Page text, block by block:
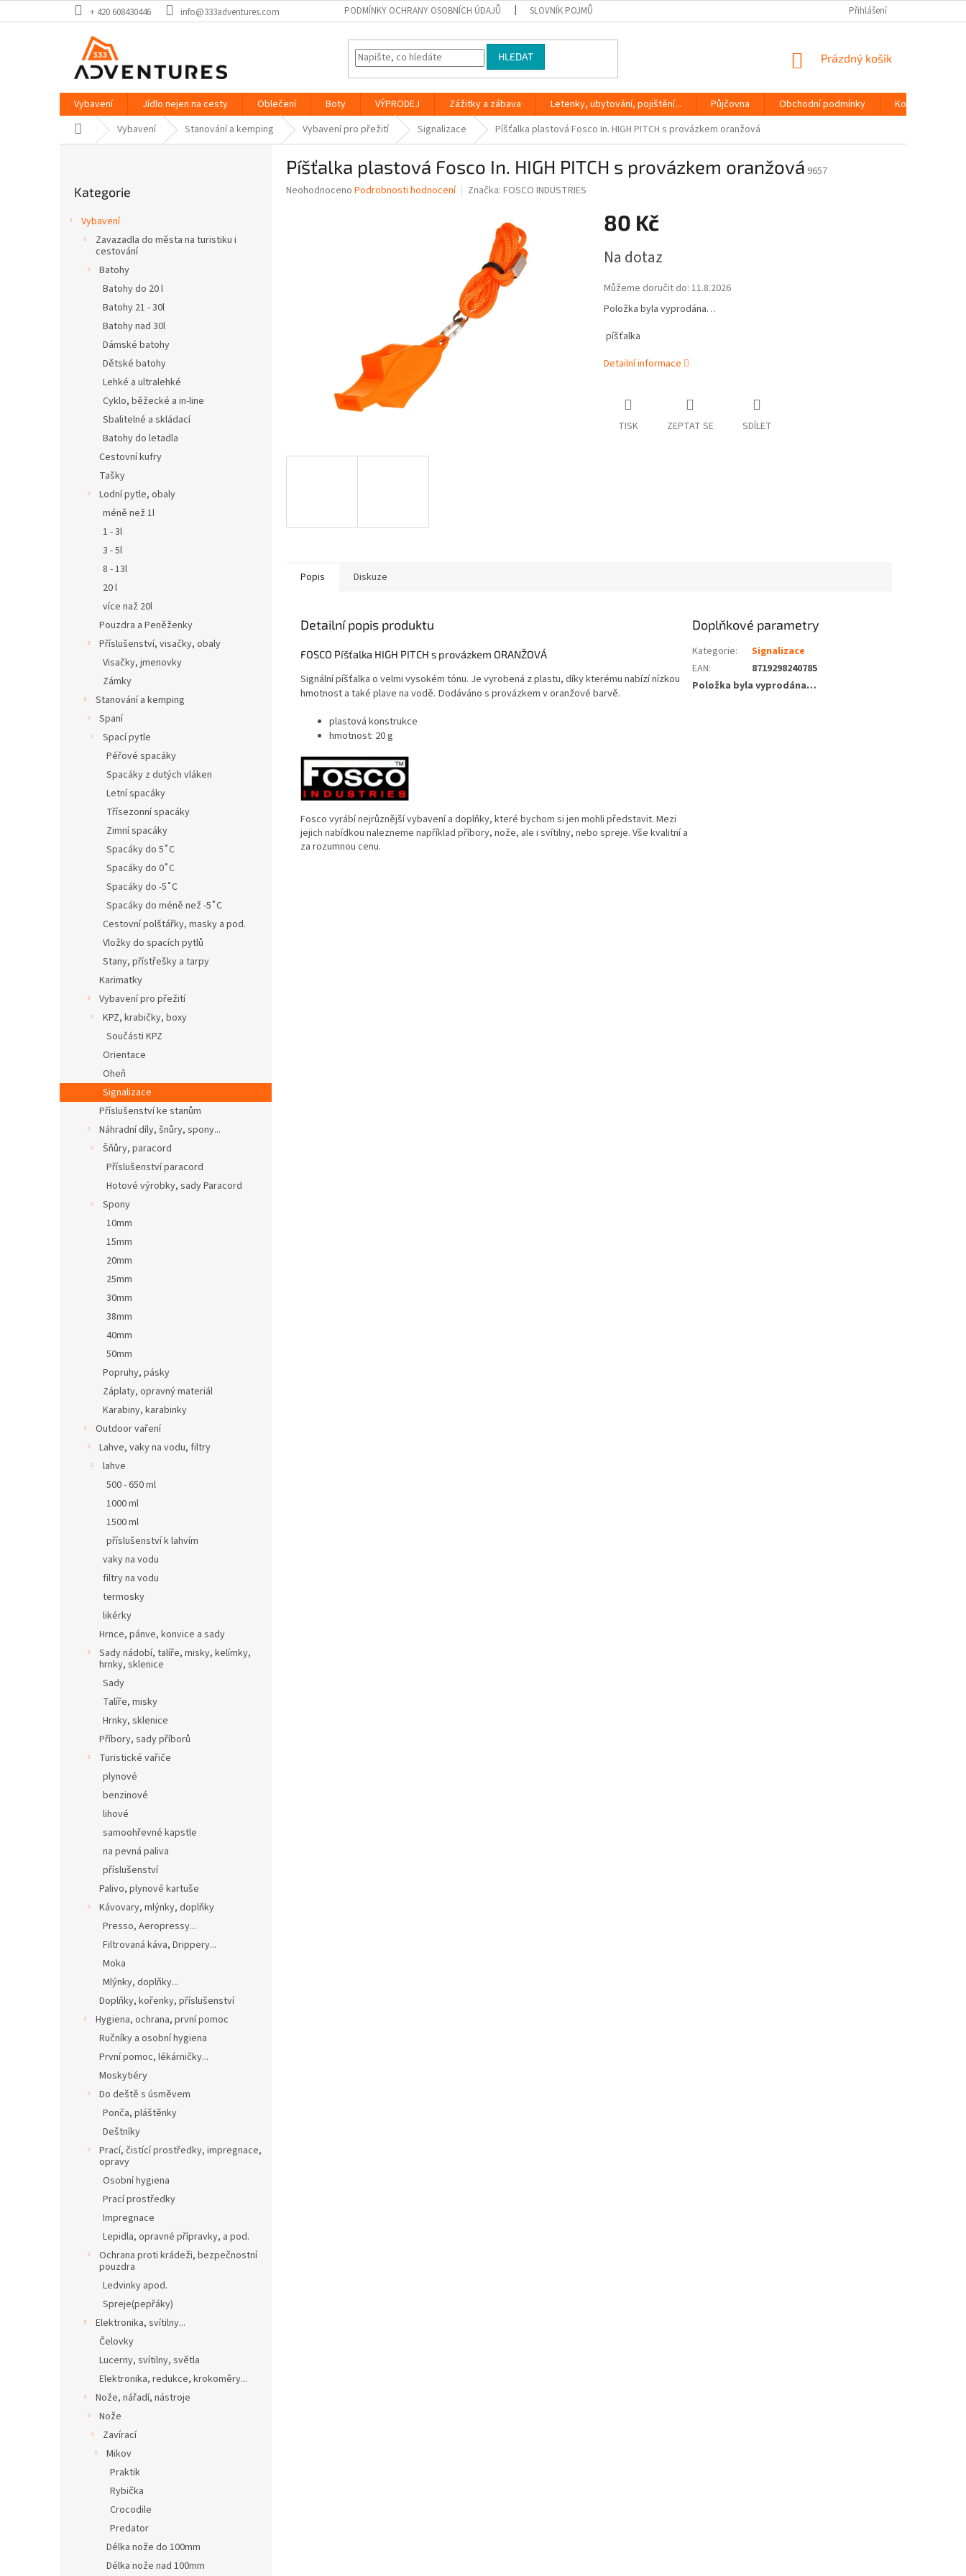
na
+ 420 608430446 info@333adventures.com PODMÍNKY OCHRANY OSOBNÍCH ÚDAJŮ SLOVNÍK POJMŮ Přihlášení
HLEDAT
NÁKUPNÍ
Prázdný košík
Vybavení Jídlo nejen na cesty Oblečení Boty VÝPRODEJ Zážitky a zábava Letenky, ubytování, pojištění... Půjčovna Obchodní podmínky
Kontakty
Domů Vybavení Stanování a kemping Vybavení pro přežití Signalizace Píšťalka plastová Fosco In. HIGH PITCH s provázkem oranžová
kategorie
Kategorie
Vybavení
Zavazadla do města na turistiku i
cestování
Batohy
Batohy do 20 l
Batohy 21 - 30l
Batohy nad 30l
Dámské batohy
Dětské batohy
Lehké a ultralehké
Cyklo, běžecké a in-line
Sbalitelné a skládací
Batohy do letadla
Cestovní kufry
Tašky
Lodní pytle, obaly
méně než 1l
1 - 3l
3 - 5l
8 - 13l
20 l
více naž 20l
Pouzdra a Peněženky
Příslušenství, visačky, obaly
Visačky, jmenovky
Zámky
Stanování a kemping
Spaní
Spací pytle
Péřové spacáky
Spacáky z dutých vláken
Letní spacáky
Třísezonní spacáky
Zimní spacáky
Spacáky do 5˚C
Spacáky do 0˚C
Spacáky do -5˚C
Spacáky do méně než -5˚C
Cestovní polštářky, masky a pod.
Vložky do spacích pytlů
Stany, přístřešky a tarpy
Karimatky
Vybavení pro přežití
KPZ, krabičky, boxy
Součásti KPZ
Orientace
Oheň
Signalizace
Příslušenství ke stanům
Náhradní díly, šnůry, spony...
Šňůry, paracord
Příslušenství paracord
Hotové výrobky, sady Paracord
Spony
10mm
15mm
20mm
25mm
30mm
38mm
40mm
50mm
Popruhy, pásky
Záplaty, opravný materiál
Karabiny, karabinky
Outdoor vaření
Lahve, vaky na vodu, filtry
lahve
500 - 650 ml
1000 ml
1500 ml
příslušenství k lahvím
vaky na vodu
filtry na vodu
termosky
likérky
Hrnce, pánve, konvice a sady
Sady nádobí, talíře, misky, kelímky,
hrnky, sklenice
Sady
Talíře, misky
Hrnky, sklenice
Příbory, sady příborů
Turistické vařiče
plynové
benzinové
lihové
samoohřevné kapstle
na pevná paliva
příslušenství
Palivo, plynové kartuše
Kávovary, mlýnky, doplňky
Presso, Aeropressy...
Filtrovaná káva, Drippery...
Moka
Mlýnky, doplňky...
Doplňky, kořenky, příslušenství
Hygiena, ochrana, první pomoc
Ručníky a osobní hygiena
První pomoc, lékárničky...
Moskytiéry
Do deště s úsměvem
Ponča, pláštěnky
Deštníky
Prací, čistící prostředky, impregnace,
opravy
Osobní hygiena
Prací prostředky
Impregnace
Lepidla, opravné přípravky, a pod.
Ochrana proti krádeži, bezpečnostní
pouzdra
Ledvinky apod.
Spreje(pepřáky)
Elektronika, svítilny...
Čelovky
Lucerny, svítilny, světla
Elektronika, redukce, krokoměry...
Nože, nářadí, nástroje
Nože
Zavírací
Mikov
Praktik
Rybička
Crocodile
Predator
Délka nože do 100mm
Délka nože nad 100mm
Píšťalka plastová Fosco In. HIGH PITCH s provázkem oranžová 9657
Průměrné
Neohodnoceno Podrobnosti hodnocení Značka: FOSCO INDUSTRIES
80 Kč
cena:
Na dotaz
Můžeme doručit do: 11.8.2026
Položka byla vyprodána…
píšťalka
Detailní informace
TISK ZEPTAT SE SDÍLET
Popis Diskuze
Detailní popis produktu
FOSCO Píšťalka HIGH PITCH s provázkem ORANŽOVÁ
Signální píšťalka o velmi vysokém tónu. Je vyrobená z plastu, díky kterému nabízí nízkou
hmotnost a také plave na vodě. Dodáváno s provázkem v oranžové barvě.
plastová konstrukce
hmotnost: 20 g
Fosco vyrábí nejrůznější vybavení a doplňky, které bychom si jen mohli představit. Mezi
jejich nabídkou nalezneme například příbory, nože, ale i svítilny, nebo spreje. Vše kvalitní a
za rozumnou cenu.
Doplňkové parametry
Kategorie:
Signalizace
EAN:
8719298240785
Položka byla vyprodána…